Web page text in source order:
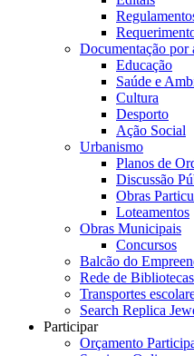
Documentação por
Educação
Saúde e
Cultura
Desporto
Ação Social
Urbanismo
Planos de
Discussão
Obras
Loteamentos
Obras Municipais
Concursos
Balcão do
Rede de
Transportes
Search Replica
Participar
Orçamento